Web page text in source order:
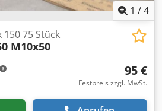
1 /4
75 Stück
M10x50
95 €
Festpreis zzgl. MwSt.